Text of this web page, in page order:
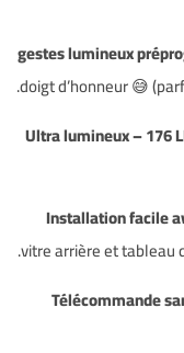
doigt d’honneur 😅
Ultra lumineux – 176
Installation facile
vitre arrière et tableau
Télécommande